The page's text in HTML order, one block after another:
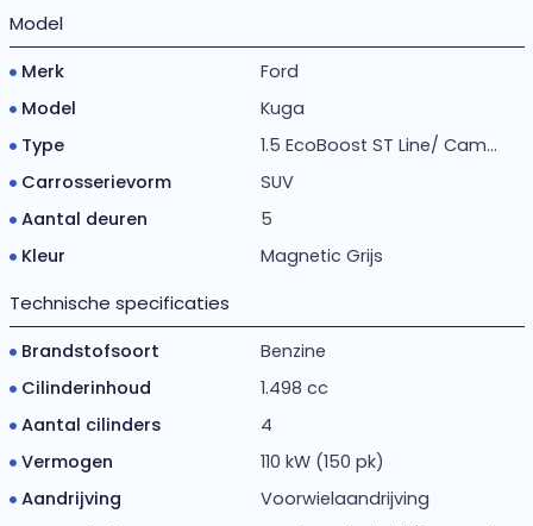
Model
Merk
Ford
Model
Kuga
Type
1.5 EcoBoost ST Line/ Cam...
Carrosserievorm
SUV
Aantal deuren
5
Kleur
Magnetic Grijs
Technische specificaties
Brandstofsoort
Benzine
Cilinderinhoud
1.498 cc
Aantal cilinders
4
Vermogen
110 kW (150 pk)
Aandrijving
Voorwielaandrijving